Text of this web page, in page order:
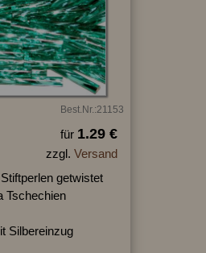
Best.Nr.:21153
für 1.29 €
zzgl. Versand
getwistet
Tschechien
Silbereinzug